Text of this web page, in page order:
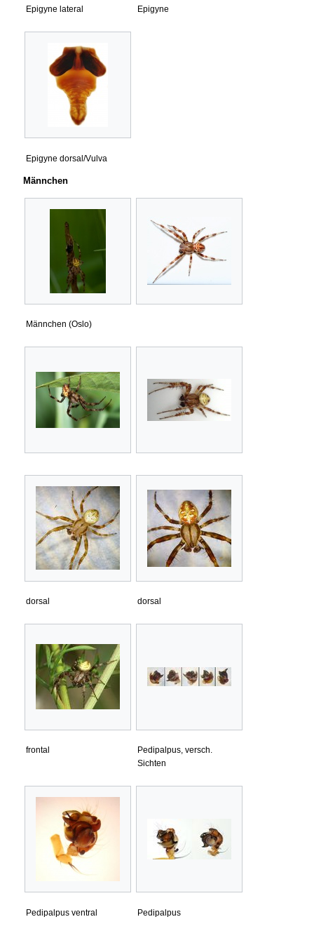
Epigyne lateral Epigyne
Epigyne dorsal/Vulva
Männchen
Männchen (Oslo)
dorsal dorsal
frontal
Pedipalpus, versch.
Sichten
Pedipalpus ventral Pedipalpus